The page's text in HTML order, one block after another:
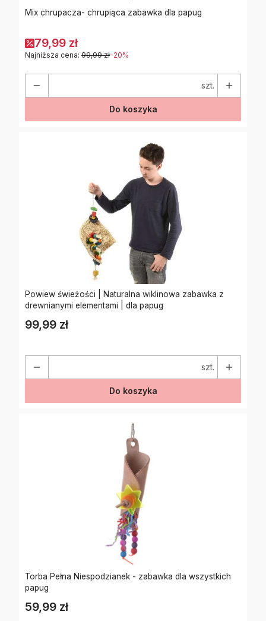
Mix chrupacza- chrupiąca zabawka dla papug
79,99 zł
Najniższa cena: 99,99 zł-20%
szt.
Do koszyka
Powiew świeżości | Naturalna wiklinowa zabawka z
drewnianymi elementami | dla papug
Cena
99,99 zł
szt.
Do koszyka
Torba Pełna Niespodzianek - zabawka dla wszystkich
papug
Cena
59,99 zł